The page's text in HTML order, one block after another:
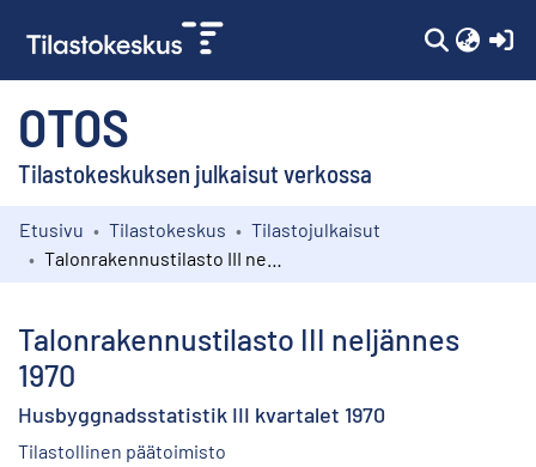
OTOS
Tilastokeskuksen julkaisut verkossa
Kokoelmat
Etusivu Tilastokeskus
Tilastojulkaisut
Talonrakennustilasto III neljännes
1970
Husbyggnadsstatistik III kvartalet 1970
Tilastollinen päätoimisto